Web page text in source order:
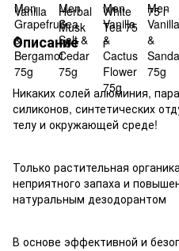
Описание
Никаких солей алюминия,
силиконов, синтетических
телу и окружающей среде!
Только растительная
неприятного запаха и
натуральным дезодорантом
В основе эффективной и